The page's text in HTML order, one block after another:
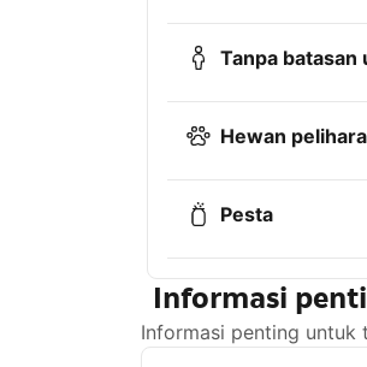
Tanpa batasan
Hewan
Pesta
Informasi
Informasi penting untuk